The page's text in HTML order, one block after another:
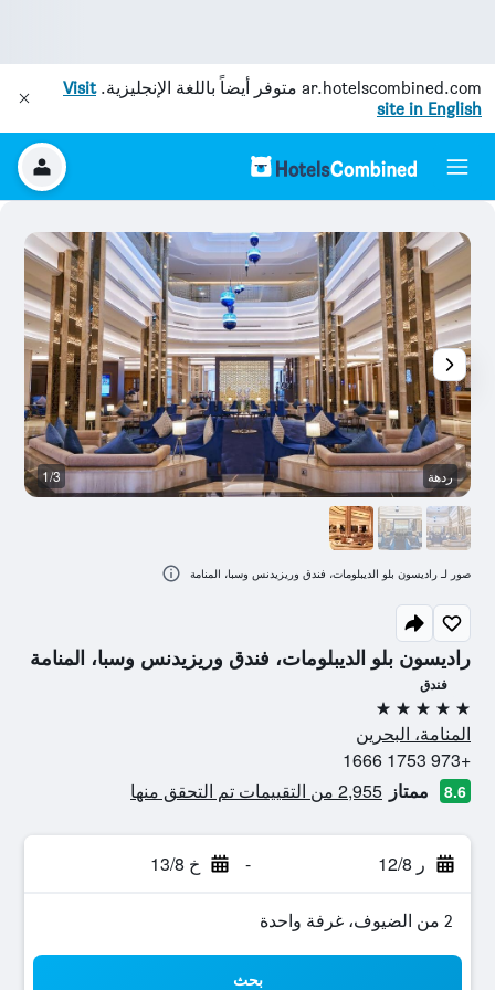
ar.hotelscombined.com متوفر أيضاً باللغة الإنجليزية.Visit
site in English
راديسون بلو الديبلومات، فندق وريزيدنس وسبا، المنامة
فندق
5 نجوم
المنامة، البحرين
+973 1753 1666
8.6 ممتاز 2,955 من التقييمات تم التحقق منها
ر 12/8 - خ 13/8
2 من الضيوف، غرفة واحدة
بحث
ردهة 1/3
صور لـ راديسون بلو الديبلومات، فندق وريزيدنس وسبا، المنامة